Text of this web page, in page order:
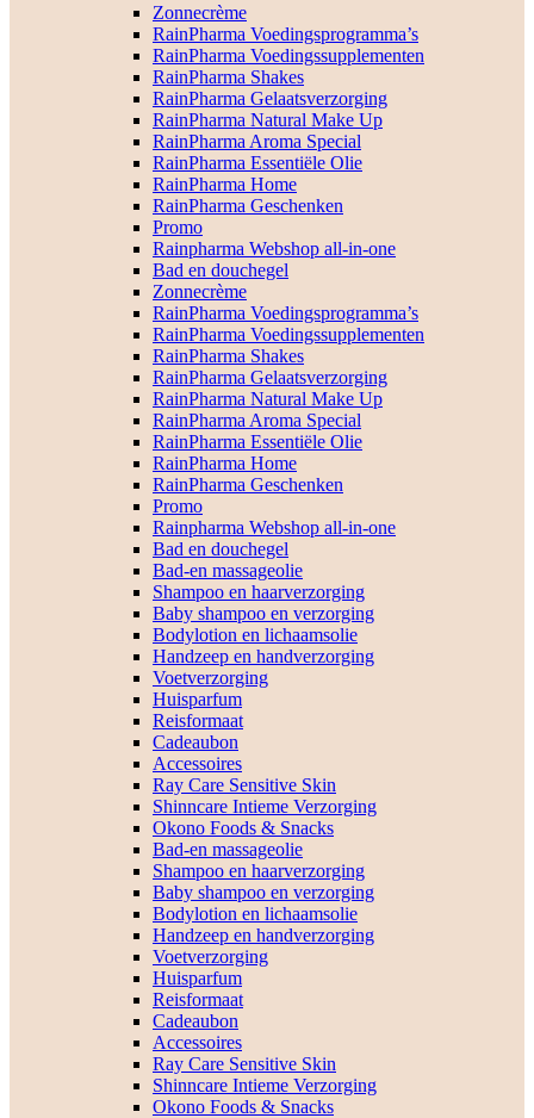
Zonnecrème
RainPharma Voedingsprogramma’s
RainPharma Voedingssupplementen
RainPharma Shakes
RainPharma Gelaatsverzorging
RainPharma Natural Make Up
RainPharma Aroma Special
RainPharma Essentiële Olie
RainPharma Home
RainPharma Geschenken
Promo
Rainpharma Webshop all-in-one
Bad en douchegel
Zonnecrème
RainPharma Voedingsprogramma’s
RainPharma Voedingssupplementen
RainPharma Shakes
RainPharma Gelaatsverzorging
RainPharma Natural Make Up
RainPharma Aroma Special
RainPharma Essentiële Olie
RainPharma Home
RainPharma Geschenken
Promo
Rainpharma Webshop all-in-one
Bad en douchegel
Bad-en massageolie
Shampoo en haarverzorging
Baby shampoo en verzorging
Bodylotion en lichaamsolie
Handzeep en handverzorging
Voetverzorging
Huisparfum
Reisformaat
Cadeaubon
Accessoires
Ray Care Sensitive Skin
Shinncare Intieme Verzorging
Okono Foods & Snacks
Bad-en massageolie
Shampoo en haarverzorging
Baby shampoo en verzorging
Bodylotion en lichaamsolie
Handzeep en handverzorging
Voetverzorging
Huisparfum
Reisformaat
Cadeaubon
Accessoires
Ray Care Sensitive Skin
Shinncare Intieme Verzorging
Okono Foods & Snacks